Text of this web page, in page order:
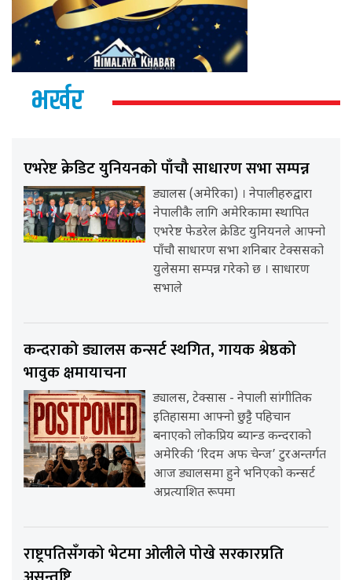
भर्खर
एभरेष्ट क्रेडिट युनियनको पाँचौ साधारण सभा सम्पन्न
ड्यालस (अमेरिका) । नेपालीहरुद्वारा
नेपालीकै लागि अमेरिकामा स्थापित
एभरेष्ट फेडरेल क्रेडिट युनियनले आफ्नो
पाँचौ साधारण सभा शनिबार टेक्ससको
युलेसमा सम्पन्न गरेको छ । साधारण
सभाले
कन्दराको ड्यालस कन्सर्ट स्थगित, गायक श्रेष्ठको
भावुक क्षमायाचना
ड्यालस, टेक्सास - नेपाली सांगीतिक
इतिहासमा आफ्नो छुट्टै पहिचान
बनाएको लोकप्रिय ब्यान्ड कन्दराको
अमेरिकी ‘रिदम अफ चेन्ज’ टुरअन्तर्गत
आज ड्यालसमा हुने भनिएको कन्सर्ट
अप्रत्याशित रूपमा
राष्ट्रपतिसँगको भेटमा ओलीले पोखे सरकारप्रति